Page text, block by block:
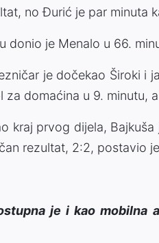
no Đurić je par minuta
donio je Menalo u 66.
je dočekao Široki i
domaćina u 9. minutu,
kraj prvog dijela,
rezultat, 2:2, postavio
je i kao mobilna